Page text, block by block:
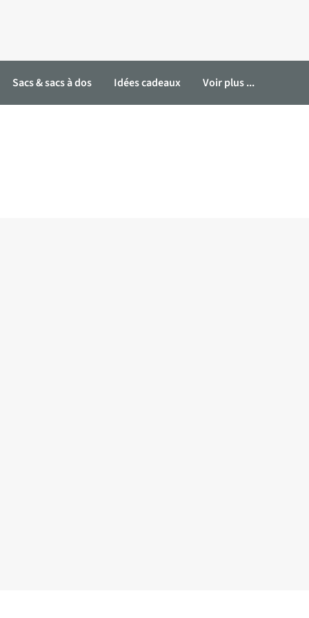
Sacs & sacs à dos Idées cadeaux Voir plus ...